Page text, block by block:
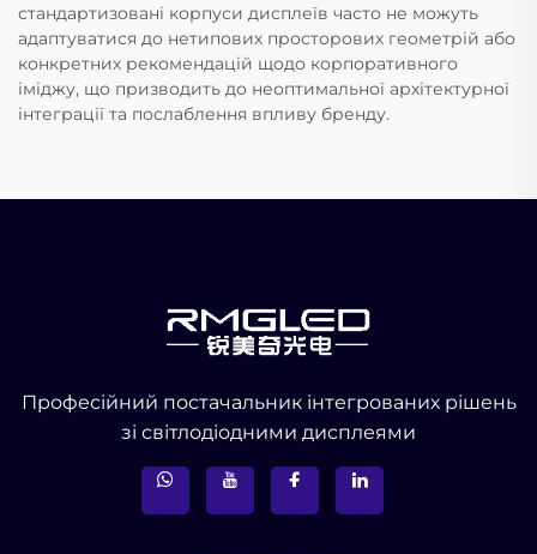
стандартизовані корпуси дисплеїв часто не можуть
адаптуватися до нетипових просторових геометрій або
конкретних рекомендацій щодо корпоративного
іміджу, що призводить до неоптимальної архітектурної
інтеграції та послаблення впливу бренду.
Професійний постачальник інтегрованих рішень
зі світлодіодними дисплеями